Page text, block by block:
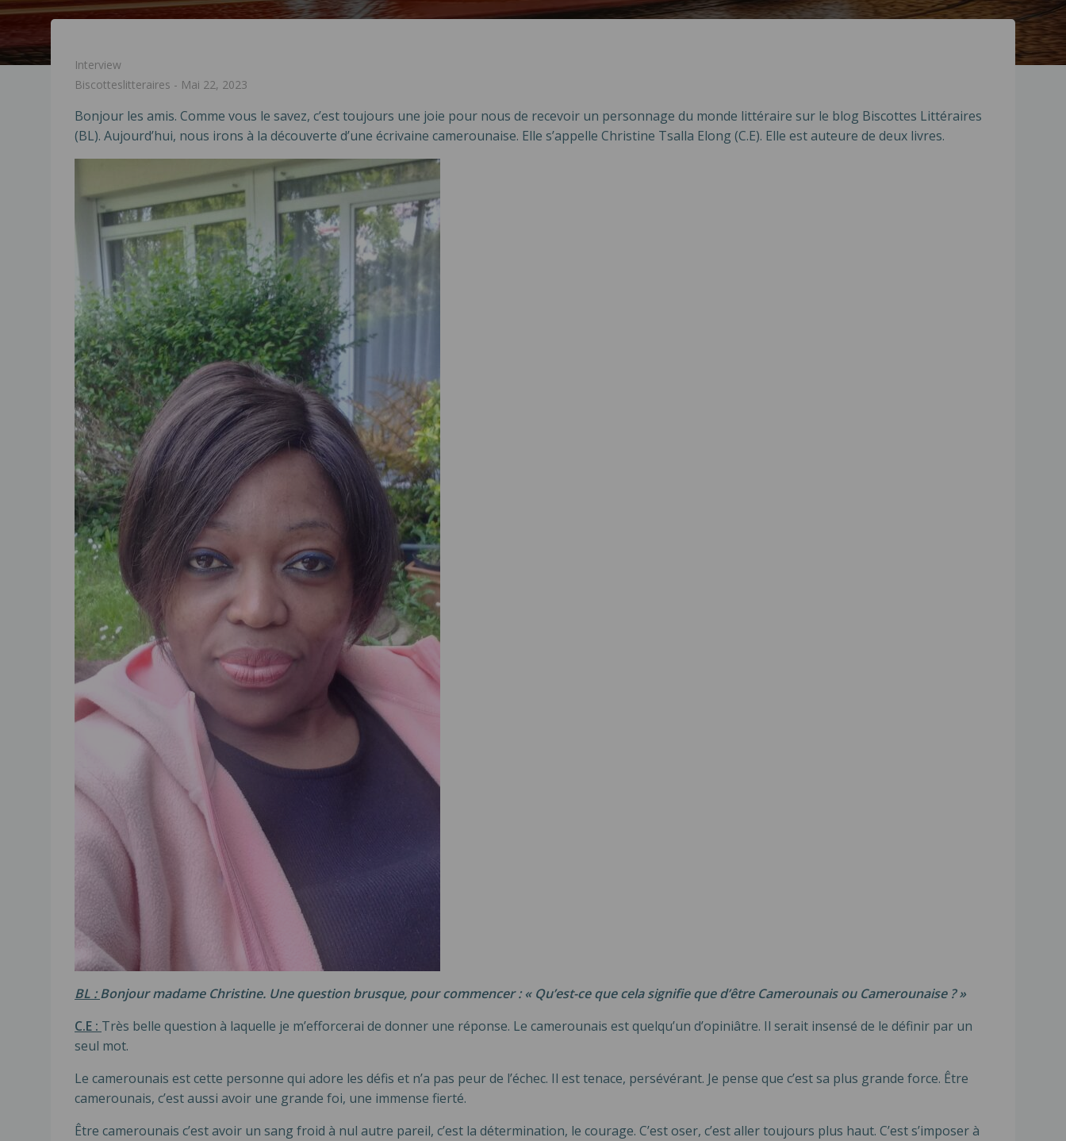
Interview
Biscotteslitteraires - Mai 22, 2023
Bonjour les amis. Comme vous le savez, c’est toujours une joie pour nous de recevoir un personnage du monde littéraire sur le blog Biscottes Littéraires
(BL). Aujourd’hui, nous irons à la découverte d’une écrivaine camerounaise. Elle s’appelle Christine Tsalla Elong (C.E). Elle est auteure de deux livres.
BL :Bonjour madame Christine. Une question brusque, pour commencer : « Qu’est-ce que cela signifie que d’être Camerounais ou Camerounaise ? »
C.E : Très belle question à laquelle je m’efforcerai de donner une réponse. Le camerounais est quelqu’un d’opiniâtre. Il serait insensé de le définir par un
seul mot.
Le camerounais est cette personne qui adore les défis et n’a pas peur de l’échec. Il est tenace, persévérant. Je pense que c’est sa plus grande force. Être
camerounais, c’est aussi avoir une grande foi, une immense fierté.
Être camerounais c’est avoir un sang froid à nul autre pareil, c’est la détermination, le courage. C’est oser, c’est aller toujours plus haut. C’est s’imposer à